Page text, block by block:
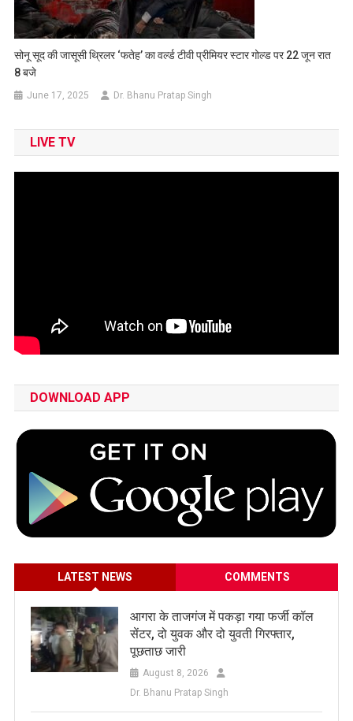
सोनू सूद की जासूसी थ्रिलर ‘फतेह’ का वर्ल्ड टीवी प्रीमियर स्टार गोल्ड पर 22 जून रात
8 बजे
June 17, 2025 Dr. Bhanu Pratap Singh
LIVE TV
DOWNLOAD APP
LATEST NEWS COMMENTS
आगरा के ताजगंज में पकड़ा गया फर्जी कॉल
सेंटर, दो युवक और दो युवती गिरफ्तार,
पूछताछ जारी
August 8, 2026
Dr. Bhanu Pratap Singh